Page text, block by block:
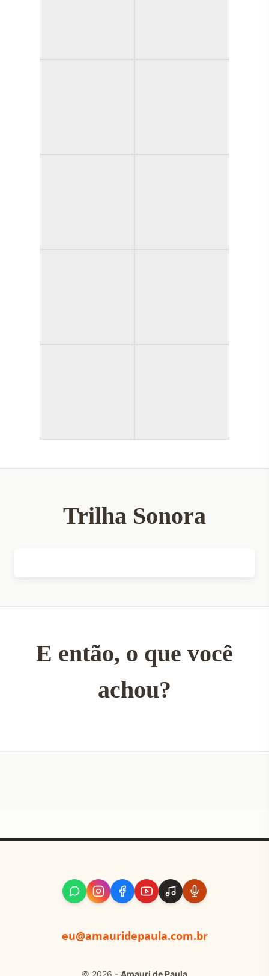
Trilha Sonora
E então, o que você
achou?
eu@amauridepaula.com.br
© 2026 - Amauri de Paula